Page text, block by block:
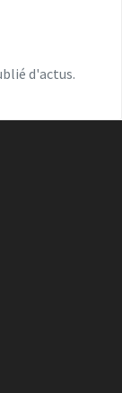
d'actus.